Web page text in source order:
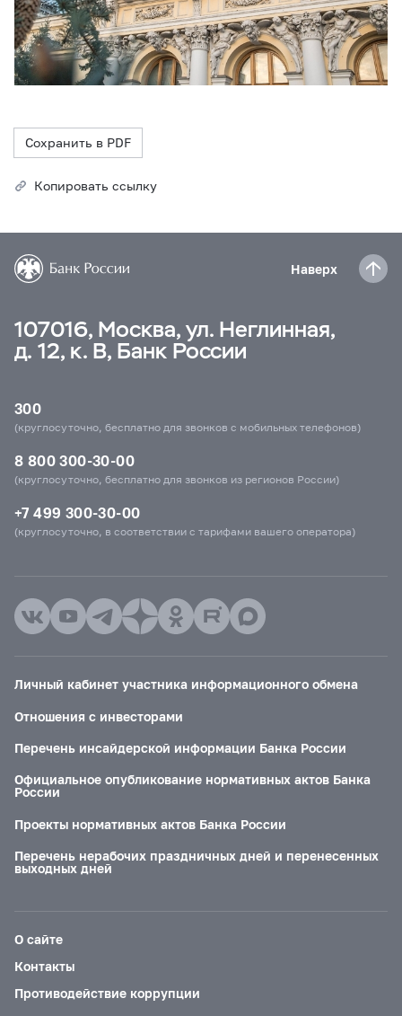
Сохранить в PDF
Копировать ссылку
Наверх
107016, Москва, ул. Неглинная,
д. 12, к. В, Банк России
300
(круглосуточно, бесплатно для звонков с мобильных телефонов)
8 800 300-30-00
(круглосуточно, бесплатно для звонков из регионов России)
+7 499 300-30-00
(круглосуточно, в соответствии с тарифами вашего оператора)
Личный кабинет участника информационного обмена
Отношения с инвесторами
Перечень инсайдерской информации Банка России
Официальное опубликование нормативных актов Банка
России
Проекты нормативных актов Банка России
Перечень нерабочих праздничных дней и перенесенных
выходных дней
О сайте
Контакты
Противодействие коррупции